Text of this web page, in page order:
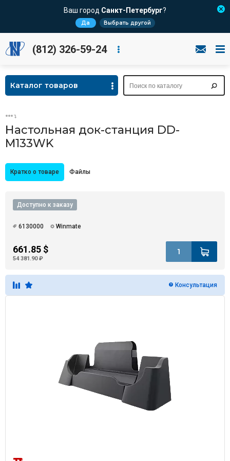
Ваш город Санкт-Петербург?
Да Выбрать другой
(812) 326-59-24
Каталог товаров
Настольная док-станция DD-
M133WK
Кратко о товаре Файлы
Доступно к заказу
6130000 Winmate
661.85 $
54 381.90 ₽
Консультация